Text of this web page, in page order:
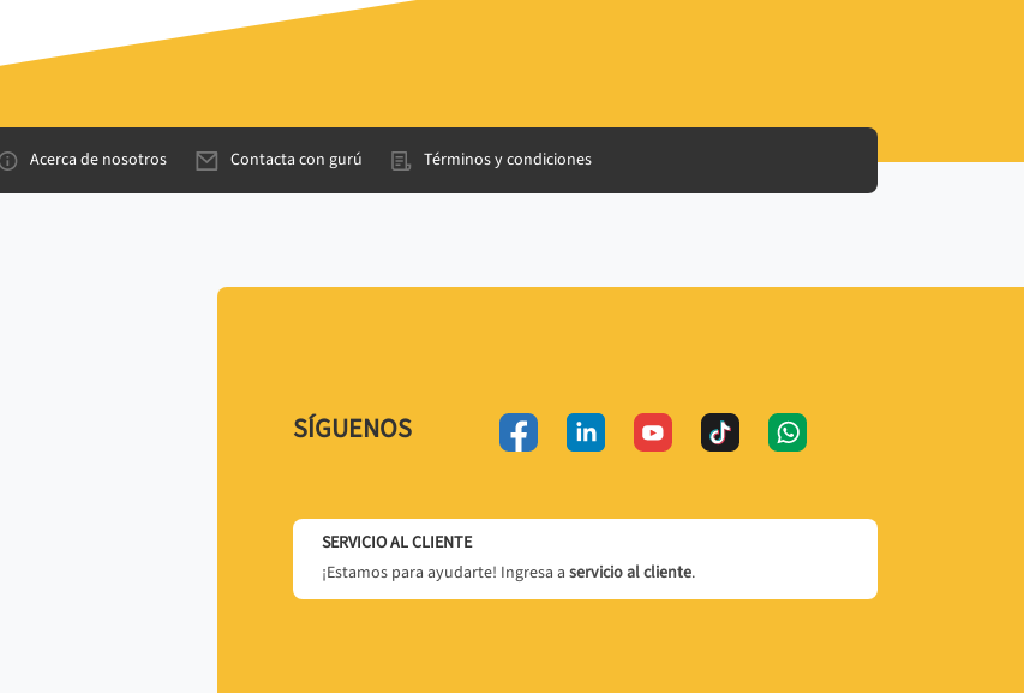
Acerca de nosotros Contacta con gurú Términos y condiciones
SÍGUENOS
SERVICIO AL CLIENTE
¡Estamos para ayudarte! Ingresa a servicio al cliente.